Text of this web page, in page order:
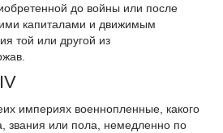
до войны или после
капиталами и движимым
той или другой из
империях военнопленные, какого
звания или пола, немедленно по